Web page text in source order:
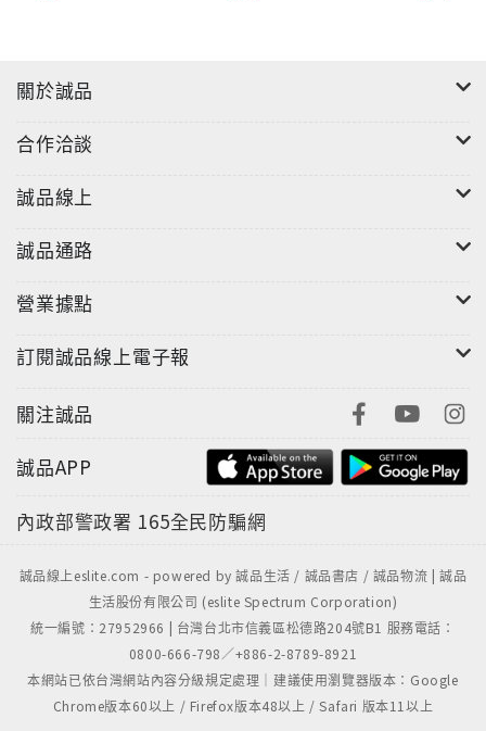
關於誠品
合作洽談
誠品線上
誠品通路
營業據點
訂閱誠品線上電子報
關注誠品
誠品APP
內政部警政署 165全民防騙網
誠品線上eslite.com - powered by 誠品生活 / 誠品書店 / 誠品物流 | 誠品
生活股份有限公司 (eslite Spectrum Corporation)
統一編號：27952966 | 台灣台北市信義區松德路204號B1 服務電話：
0800-666-798／+886-2-8789-8921
本網站已依台灣網站內容分級規定處理｜建議使用瀏覽器版本：Google
Chrome版本60以上 / Firefox版本48以上 / Safari 版本11以上